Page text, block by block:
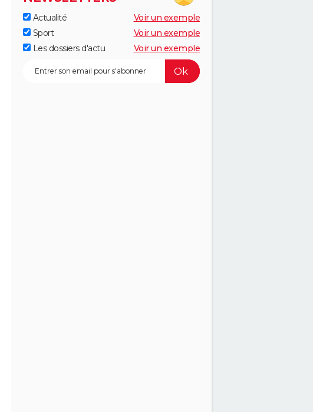
Actualité
Voir un exemple
Sport
Voir un exemple
Les dossiers d'actu
Voir un exemple